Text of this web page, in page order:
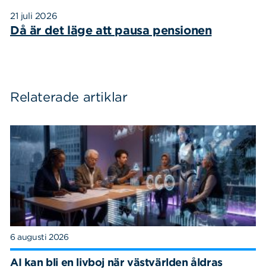
21 juli 2026
Då är det läge att pausa pensionen
Relaterade artiklar
6 augusti 2026
AI kan bli en livboj när västvärlden åldras
Sök på sidan:
efter: